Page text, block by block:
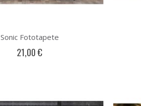
Sonic Fototapete
21,00 €